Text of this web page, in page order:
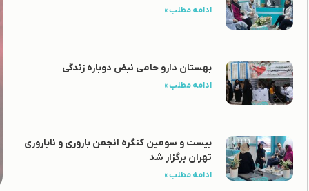
ادامه مطلب »
بهستان دارو حامی نبض دوباره زندگی
ادامه مطلب »
بیست و سومین کنگره انجمن باروری و ناباروری
تهران برگزار شد
ادامه مطلب »